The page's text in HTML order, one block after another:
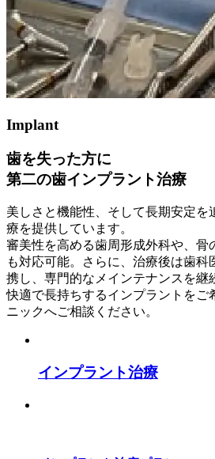
Implant
歯を失った方に
第二の歯インプラント治療
美しさと機能性、そして長期安定を
療を提供しています。
審美性を高める歯周形成外科や、骨
も対応可能。さらに、治療後は歯科
携し、専門的なメインテナンスを継
快適で長持ちするインプラントをご
ニックへご相談ください。
インプラント治療